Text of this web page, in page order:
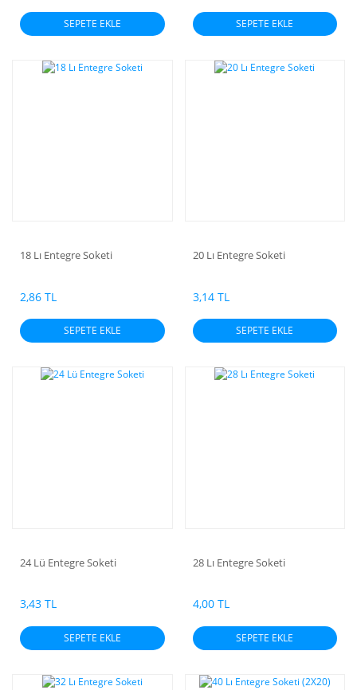
SEPETE EKLE SEPETE EKLE
18 Lı Entegre Soketi
2,86 TL
SEPETE EKLE
20 Lı Entegre Soketi
3,14 TL
SEPETE EKLE
24 Lü Entegre Soketi
3,43 TL
SEPETE EKLE
28 Lı Entegre Soketi
4,00 TL
SEPETE EKLE